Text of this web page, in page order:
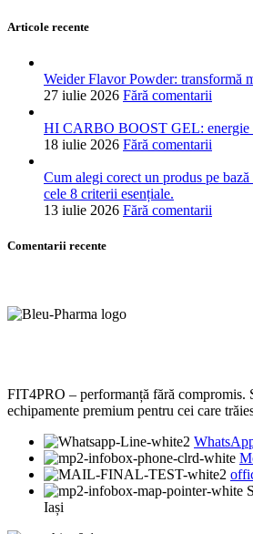
Articole recente
Weider Flavor Powder: transformă
27 iulie 2026 Fără comentarii
HI CARBO BOOST GEL: energie
18 iulie 2026 Fără comentarii
Cum alegi corect un produs pe
cele 8 criterii esențiale.
13 iulie 2026 Fără comentarii
Comentarii recente
FIT4PRO – performanță fără compromis.
echipamente premium pentru cei care
Iași